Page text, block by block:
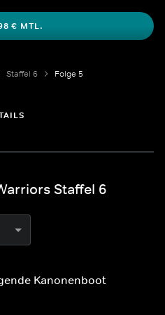
€ MTL.
Staffel 6 Folge 5
Staffel 6
Kanonenboot